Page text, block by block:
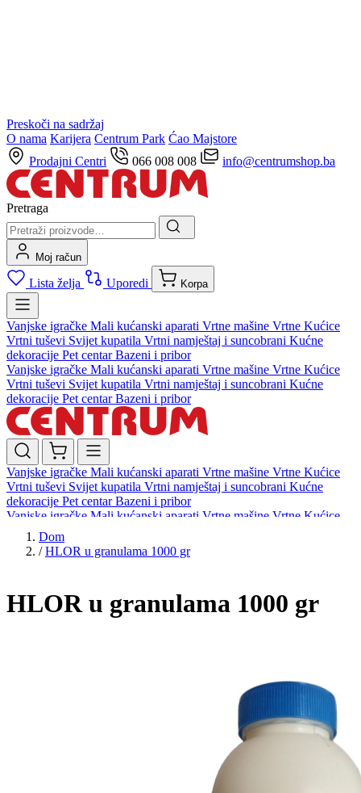
Preskoči na sadržaj
O nama Karijera Centrum Park Ćao Majstore
Prodajni Centri
066 008 008 info@centrumshop.ba
Pretraga
Moj račun
Lista želja Uporedi Korpa
Vanjske igračke Mali kućanski aparati Vrtne mašine Vrtne Kućice
Vrtni tuševi Svijet kupatila Vrtni namještaj i suncobrani Kućne
dekoracije Pet centarBazeni i pribor
Vanjske igračke Mali kućanski aparati Vrtne mašine Vrtne Kućice
Vrtni tuševi Svijet kupatila Vrtni namještaj i suncobrani Kućne
dekoracije Pet centarBazeni i pribor
Vanjske igračke Mali kućanski aparati Vrtne mašine Vrtne Kućice
Vrtni tuševi Svijet kupatila Vrtni namještaj i suncobrani Kućne
dekoracije Pet centarBazeni i pribor
Vanjske igračke Mali kućanski aparati Vrtne mašine Vrtne Kućice
Vrtni tuševi
dekoracijePet centar Bazeni i pribor
Dom
/ HLOR u granulama 1000 gr
HLOR u granulama 1000 gr